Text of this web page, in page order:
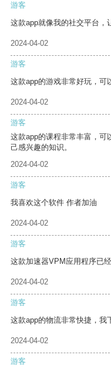
游客
这款app就像我的社交平台，
2024-04-02
游客
这款app的游戏非常好玩，可
2024-04-02
游客
这款app的课程非常丰富，可
己感兴趣的知识。
2024-04-02
游客
我喜欢这个软件 作者加油
2024-04-02
游客
这款加速器VPM应用程序已
2024-04-02
游客
这款app的物流非常快捷，我
2024-04-02
游客